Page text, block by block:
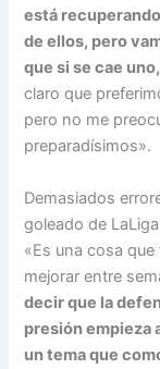
está
de ellos, pero
que si se cae
claro que
pero no me
preparadísimos».
Demasiados
goleado de
«Es una cosa
mejorar entre
decir que la
presión empieza
un tema que